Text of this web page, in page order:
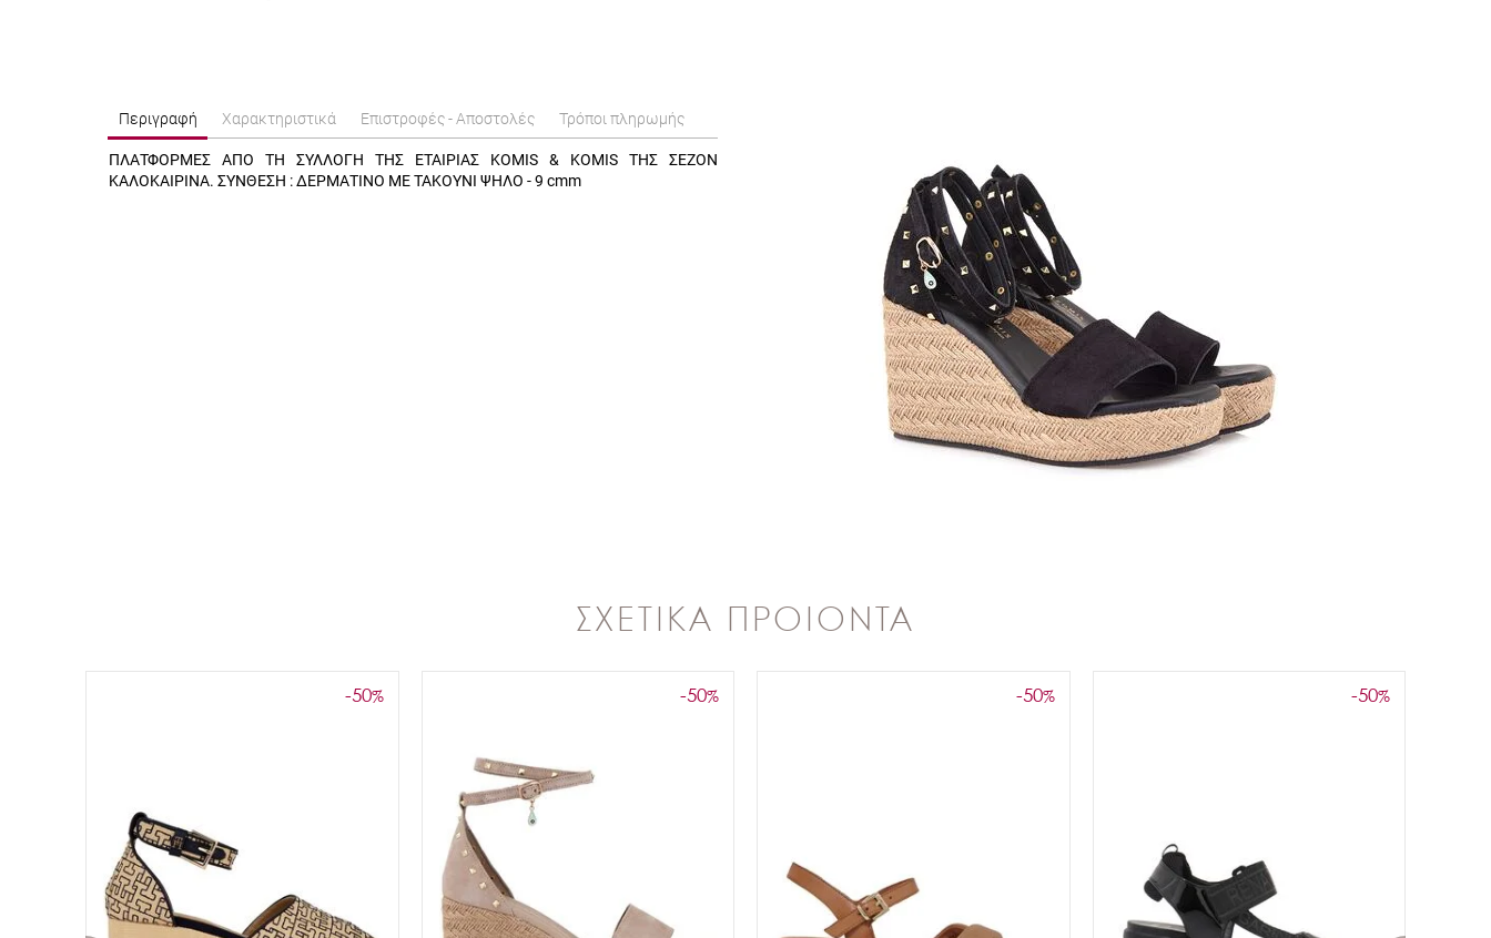
Περιγραφή Χαρακτηριστικά Επιστροφές - Αποστολές Τρόποι πληρωμής
ΠΛΑΤΦΟΡΜΕΣ ΑΠΟ ΤΗ ΣΥΛΛΟΓΗ ΤΗΣ ΕΤΑΙΡΙΑΣ KOMIS & KOMIS ΤΗΣ ΣΕΖΟΝ
ΚΑΛΟΚΑΙΡΙΝΑ. ΣΥΝΘΕΣΗ : ΔΕΡΜΑΤΙΝΟ ΜΕ ΤΑΚΟΥΝΙ ΨΗΛΟ - 9 cmm
ΣΧΕΤΙΚΑ ΠΡΟΙΟΝΤΑ
-50% -50% -50% -50%